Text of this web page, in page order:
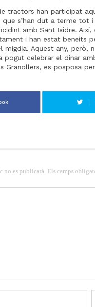
tractors han participat
s’han dut a terme tot
amb Sant Isidre.
i han estat beneits
Aquest any, però,
pogut celebrar el dinar
Granollers, es posposa
no es publicarà. Els camps